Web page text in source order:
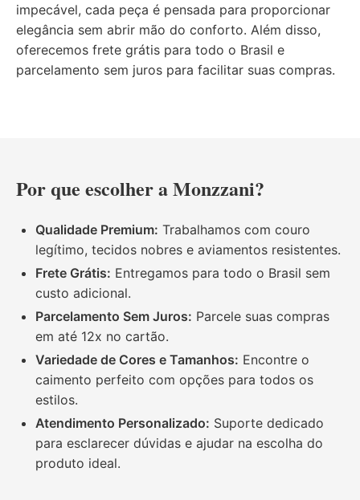
impecável, cada peça é pensada para proporcionar
elegância sem abrir mão do conforto. Além disso,
oferecemos frete grátis para todo o Brasil e
parcelamento sem juros para facilitar suas compras.
Por que escolher a Monzzani?
Qualidade Premium: Trabalhamos com couro
legítimo, tecidos nobres e aviamentos resistentes.
Frete Grátis: Entregamos para todo o Brasil sem
custo adicional.
Parcelamento Sem Juros: Parcele suas compras
em até 12x no cartão.
Variedade de Cores e Tamanhos: Encontre o
caimento perfeito com opções para todos os
estilos.
Atendimento Personalizado: Suporte dedicado
para esclarecer dúvidas e ajudar na escolha do
produto ideal.